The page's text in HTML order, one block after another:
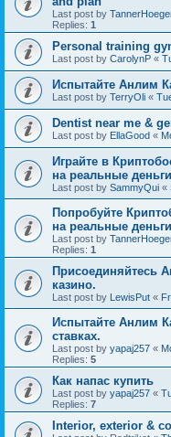
Last post by
Replies: 1
Personal training
Last post by CarolynP «
Испытайте Анлим
Last post by TerryOli «
Dentist near me &
Last post by EllaGood «
Играйте в
на реальные
Last post by SammyQui «
Попробуйте
на реальные
Last post by
Replies: 1
Присоединяйтесь
казино.
Last post by LewisPut «
Испытайте Анлим
ставках.
Last post by yapaj257 «
Replies: 5
Как напас купить
Last post by yapaj257 «
Replies: 7
Interior, exterior &